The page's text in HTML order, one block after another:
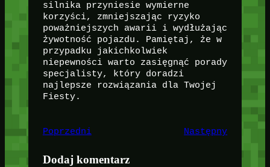
silnika przyniesie wymierne
korzyści, zmniejszając ryzyko
poważniejszych awarii i wydłużając
żywotność pojazdu. Pamiętaj, że w
przypadku jakichkolwiek
niepewności warto zasięgnąć porady
specjalisty, który doradzi
najlepsze rozwiązania dla Twojej
Fiesty.
Poprzedni Następny
Dodaj komentarz